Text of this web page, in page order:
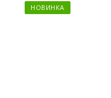
НОВИНКА